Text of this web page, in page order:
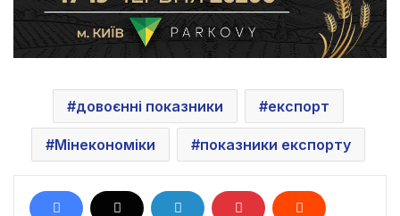
довоєнні показники експорт
Мінекономіки показники експорту